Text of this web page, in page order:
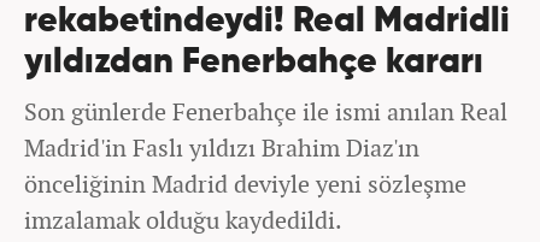
rekabetindeydi! Real Madridli
yıldızdan Fenerbahçe kararı
Son günlerde Fenerbahçe ile ismi anılan Real
Madrid'in Faslı yıldızı Brahim Diaz'ın
önceliğinin Madrid deviyle yeni sözleşme
imzalamak olduğu kaydedildi.